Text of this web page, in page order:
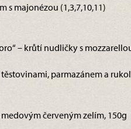
s majonézou (1,3,7,10,11)
– krůtí nudličky s
parmazánem a
červeným zelím, 150g